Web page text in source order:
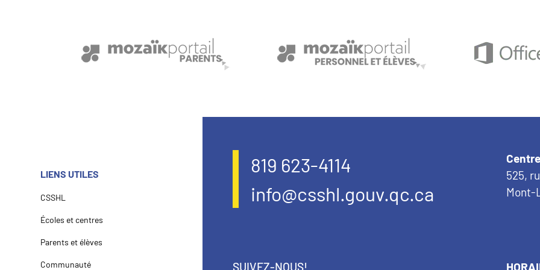
LIENS UTILES
CSSHL
Écoles et centres
Parents et élèves
Communauté
819 623-4114
info@csshl.gouv.qc.ca
525,
Mont-
SUIVEZ-NOUS!